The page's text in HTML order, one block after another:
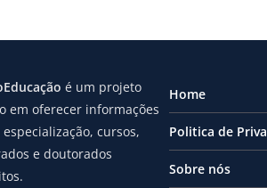
é um projeto
em oferecer informações
cursos,
e doutorados
Home
Politica de
Sobre nós